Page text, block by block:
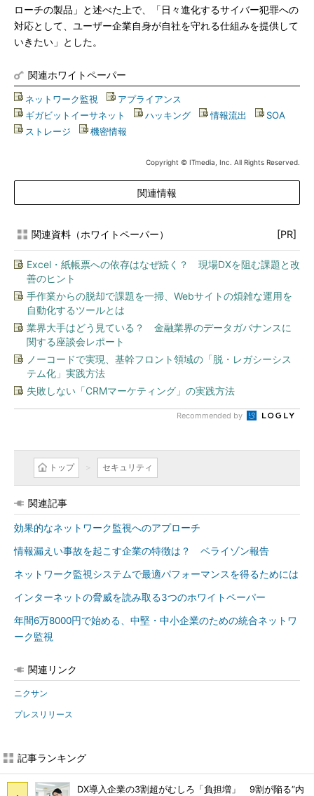
ローチの製品」と述べた上で、「日々進化するサイバー犯罪への
対応として、ユーザー企業自身が自社を守れる仕組みを提供して
いきたい」とした。
関連ホワイトペーパー
ネットワーク監視 アプライアンス
ギガビットイーサネット
ハッキング 情報流出 SOA
ストレージ
機密情報
Copyright © ITmedia, Inc. All Rights Reserved.
関連情報
関連資料（ホワイトペーパー） [PR]
Excel・紙帳票への依存はなぜ続く？ 現場DXを阻む課題と改
善のヒント
手作業からの脱却で課題を一掃、Webサイトの煩雑な運用を
自動化するツールとは
業界大手はどう見ている？ 金融業界のデータガバナンスに
関する座談会レポート
ノーコードで実現、基幹フロント領域の「脱・レガシーシス
テム化」実践方法
失敗しない「CRMマーケティング」の実践方法
Recommended by
トップ セキュリティ
関連記事
効果的なネットワーク監視へのアプローチ
情報漏えい事故を起こす企業の特徴は？ ベライゾン報告
ネットワーク監視システムで最適パフォーマンスを得るためには
インターネットの脅威を読み取る3つのホワイトペーパー
年間6万8000円で始める、中堅・中小企業のための統合ネットワ
ーク監視
関連リンク
ニクサン
プレスリリース
記事ランキング
DX導入企業の3割超がむしろ「負担増」 9割が陥る“内